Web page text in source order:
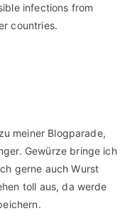
infections from
countries.
meiner Blogparade,
Gewürze bringe ich
gerne auch Wurst
toll aus, da werde